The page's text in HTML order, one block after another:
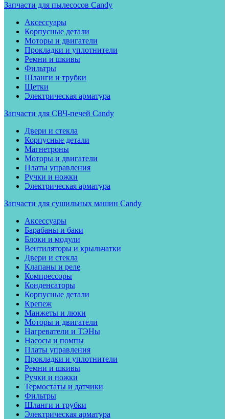
Запчасти для пылесосов Candy
Аксессуары
Корпусные детали
Моторы и двигатели
Прокладки и уплотнители
Ремни и шкивы
Фильтры
Шланги и трубки
Щетки
Электрическая арматура
Запчасти для СВЧ-печей Candy
Двери и стекла
Корпусные детали
Магнетроны
Моторы и двигатели
Платы управления
Ручки и ножки
Электрическая арматура
Запчасти для сушильных машин Candy
Аксессуары
Барабаны и баки
Блоки и модули
Вентиляторы и крыльчатки
Двери и стекла
Клапаны и реле
Компрессоры
Конденсаторы
Корпусные детали
Крепеж
Манжеты и люки
Моторы и двигатели
Нагреватели и ТЭНы
Насосы и помпы
Платы управления
Прокладки и уплотнители
Ремни и шкивы
Ручки и ножки
Термостаты и датчики
Фильтры
Шланги и трубки
Электрическая арматура